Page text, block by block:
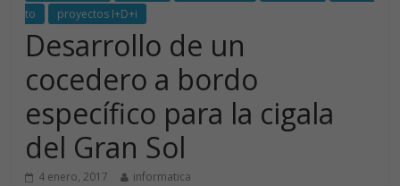
to
proyectos I+D+i
Desarrollo de un
cocedero a bordo
específico para la cigala
del Gran Sol
4 enero, 2017 informatica